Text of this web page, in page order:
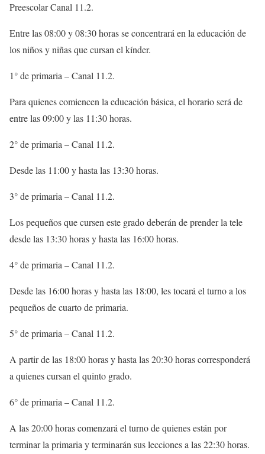
Preescolar Canal 11.2.
Entre las 08:00 y 08:30 horas se concentrará en la educación de
los niños y niñas que cursan el kínder.
1° de primaria – Canal 11.2.
Para quienes comiencen la educación básica, el horario será de
entre las 09:00 y las 11:30 horas.
2° de primaria – Canal 11.2.
Desde las 11:00 y hasta las 13:30 horas.
3° de primaria – Canal 11.2.
Los pequeños que cursen este grado deberán de prender la tele
desde las 13:30 horas y hasta las 16:00 horas.
4° de primaria – Canal 11.2.
Desde las 16:00 horas y hasta las 18:00, les tocará el turno a los
pequeños de cuarto de primaria.
5° de primaria – Canal 11.2.
A partir de las 18:00 horas y hasta las 20:30 horas corresponderá
a quienes cursan el quinto grado.
6° de primaria – Canal 11.2.
A las 20:00 horas comenzará el turno de quienes están por
terminar la primaria y terminarán sus lecciones a las 22:30 horas.